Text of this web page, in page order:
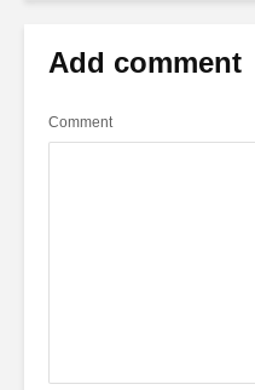
Add comment
Comment